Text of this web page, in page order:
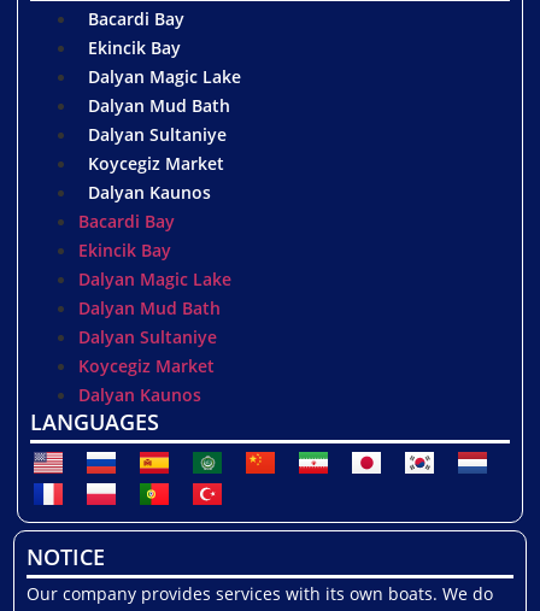
Bacardi Bay
Ekincik Bay
Dalyan Magic Lake
Dalyan Mud Bath
Dalyan Sultaniye
Koycegiz Market
Dalyan Kaunos
Bacardi Bay
Ekincik Bay
Dalyan Magic Lake
Dalyan Mud Bath
Dalyan Sultaniye
Koycegiz Market
Dalyan Kaunos
LANGUAGES
NOTICE
Our company provides services with its own boats. We do